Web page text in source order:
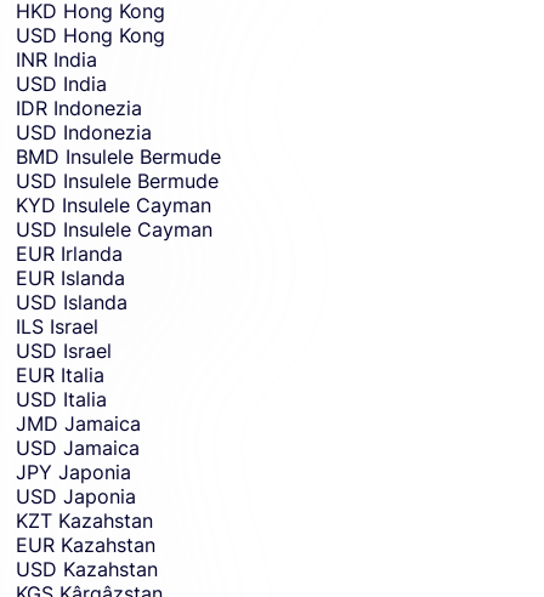
HKD Hong Kong
USD Hong Kong
INR India
USD India
IDR Indonezia
USD Indonezia
BMD Insulele Bermude
USD Insulele Bermude
KYD Insulele Cayman
USD Insulele Cayman
EUR Irlanda
EUR Islanda
USD Islanda
ILS Israel
USD Israel
EUR Italia
USD Italia
JMD Jamaica
USD Jamaica
JPY Japonia
USD Japonia
KZT Kazahstan
EUR Kazahstan
USD Kazahstan